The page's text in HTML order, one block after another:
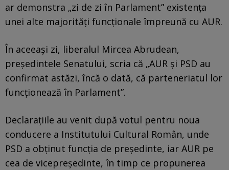
ar demonstra „zi de zi în Parlament” existența
unei alte majorități funcționale împreună cu AUR.
În aceeași zi, liberalul Mircea Abrudean,
președintele Senatului, scria că „AUR și PSD au
confirmat astăzi, încă o dată, că parteneriatul lor
funcționează în Parlament”.
Declarațiile au venit după votul pentru noua
conducere a Institutului Cultural Român, unde
PSD a obținut funcția de președinte, iar AUR pe
cea de vicepreședinte, în timp ce propunerea